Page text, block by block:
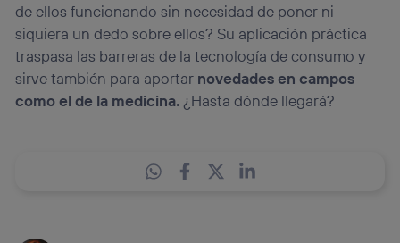
de ellos funcionando sin necesidad de poner ni
siquiera un dedo sobre ellos? Su aplicación práctica
traspasa las barreras de la tecnología de consumo y
sirve también para aportar novedades en campos
como el de la medicina. ¿Hasta dónde llegará?